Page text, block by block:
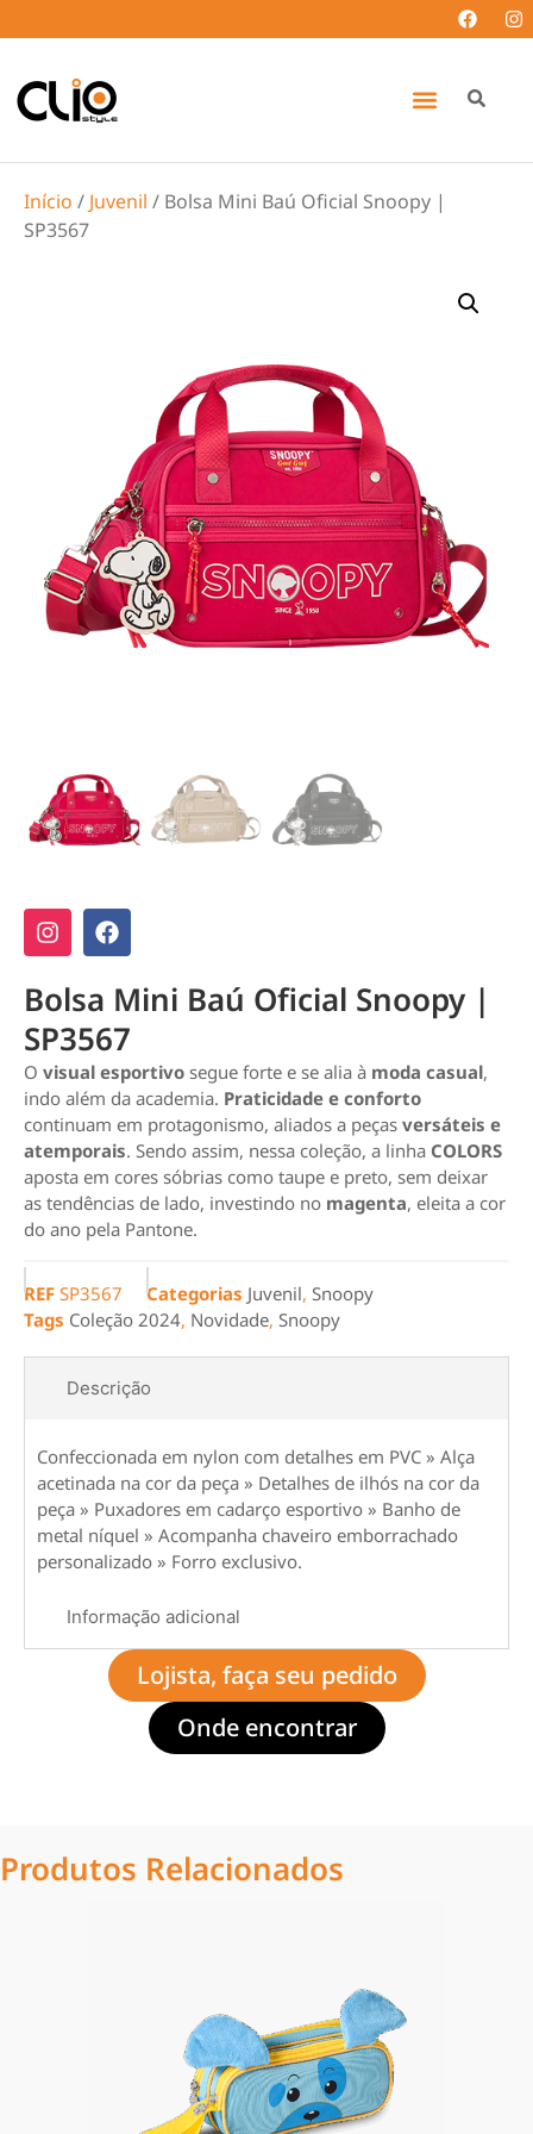
Início / Juvenil / Bolsa Mini Baú Oficial Snoopy |
SP3567
Bolsa Mini Baú Oficial Snoopy |
SP3567
O visual esportivo segue forte e se alia à moda casual,
indo além da academia. Praticidade e conforto
continuam em protagonismo, aliados a peças versáteis e
atemporais. Sendo assim, nessa coleção, a linha COLORS
aposta em cores sóbrias como taupe e preto, sem deixar
as tendências de lado, investindo no magenta, eleita a cor
do ano pela Pantone.
REF SP3567 Categorias Juvenil, Snoopy
Tags Coleção 2024, Novidade, Snoopy
Descrição
Informação adicional
Confeccionada em nylon com detalhes em PVC » Alça
acetinada na cor da peça » Detalhes de ilhós na cor da
peça » Puxadores em cadarço esportivo » Banho de
metal níquel » Acompanha chaveiro emborrachado
personalizado » Forro exclusivo.
Lojista, faça seu pedido
Onde encontrar
Produtos Relacionados